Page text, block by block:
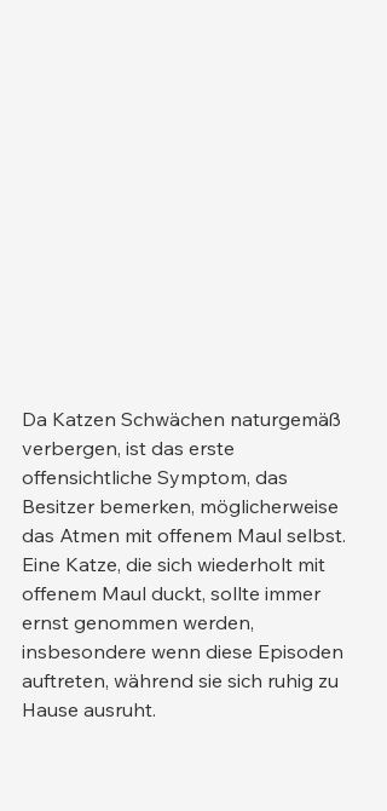
Da Katzen Schwächen naturgemäß
verbergen, ist das erste
offensichtliche Symptom, das
Besitzer bemerken, möglicherweise
das Atmen mit offenem Maul selbst.
Eine Katze, die sich wiederholt mit
offenem Maul duckt, sollte immer
ernst genommen werden,
insbesondere wenn diese Episoden
auftreten, während sie sich ruhig zu
Hause ausruht.